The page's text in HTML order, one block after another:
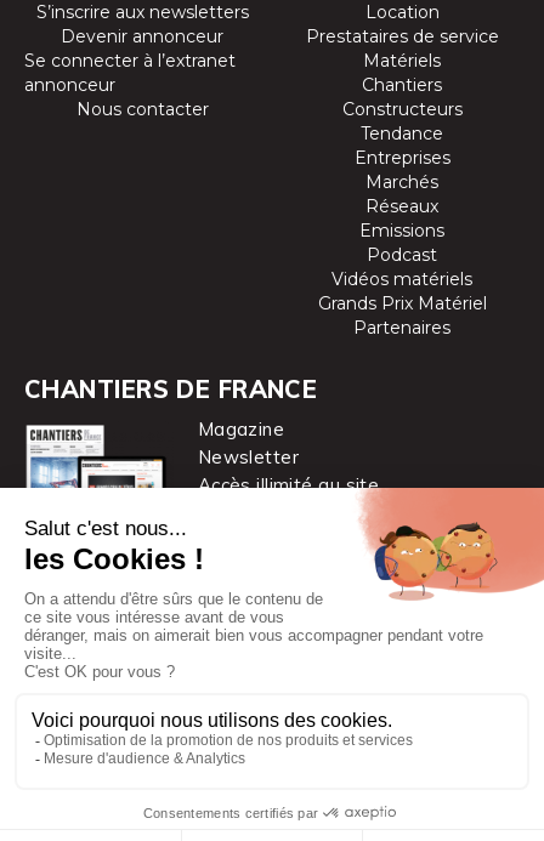
S’inscrire aux newsletters
Devenir annonceur
Se connecter à l’extranet
annonceur
Nous contacter
Location
Prestataires de service
Matériels
Chantiers
Constructeurs
Tendance
Entreprises
Marchés
Réseaux
Emissions
Podcast
Vidéos matériels
Grands Prix Matériel
Partenaires
CHANTIERS DE FRANCE
Magazine
Newsletter
Accès illimité au site
Chantiers de France est une marque
| Mentions légales